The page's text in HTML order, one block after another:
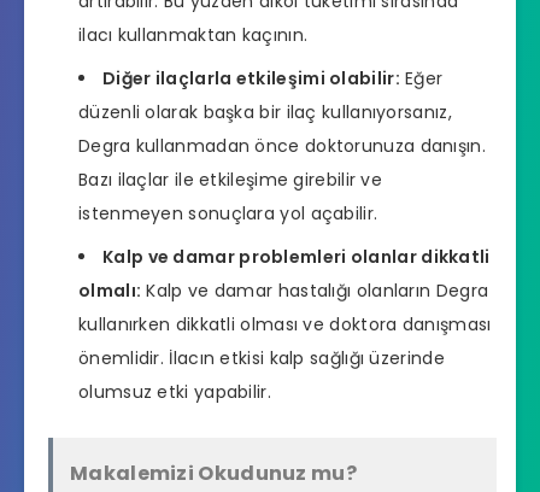
ilacı kullanmaktan kaçının.
Diğer ilaçlarla etkileşimi olabilir: Eğer
düzenli olarak başka bir ilaç kullanıyorsanız,
Degra kullanmadan önce doktorunuza danışın.
Bazı ilaçlar ile etkileşime girebilir ve
istenmeyen sonuçlara yol açabilir.
Kalp ve damar problemleri olanlar dikkatli
olmalı: Kalp ve damar hastalığı olanların Degra
kullanırken dikkatli olması ve doktora danışması
önemlidir. İlacın etkisi kalp sağlığı üzerinde
olumsuz etki yapabilir.
Makalemizi Okudunuz mu?